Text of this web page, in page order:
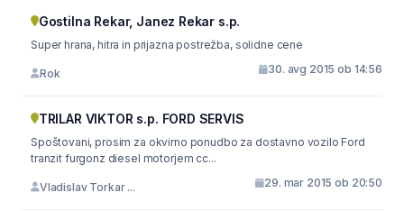
Gostilna Rekar, Janez Rekar s.p.
Super hrana, hitra in prijazna postrežba, solidne cene
Rok 30. avg 2015 ob 14:56
TRILAR VIKTOR s.p. FORD SERVIS
Spoštovani, prosim za okvirno ponudbo za dostavno vozilo Ford
tranzit furgonz diesel motorjem cc...
Vladislav Torkar ... 29. mar 2015 ob 20:50